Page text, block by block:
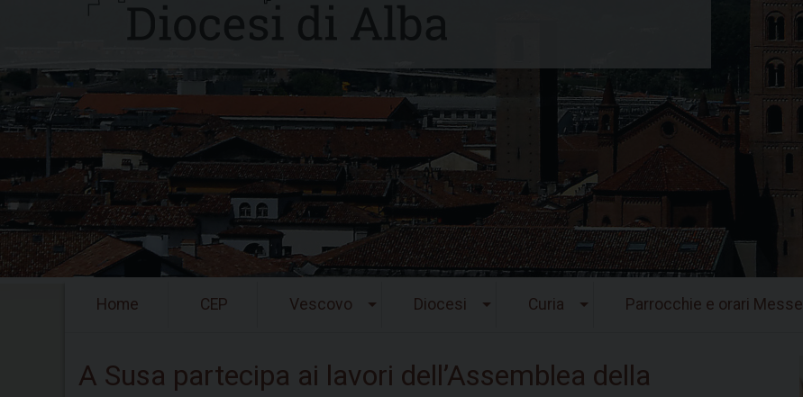
Home CEP Vescovo Diocesi Curia Parrocchie e orari Messe
A Susa partecipa ai lavori dell’Assemblea della